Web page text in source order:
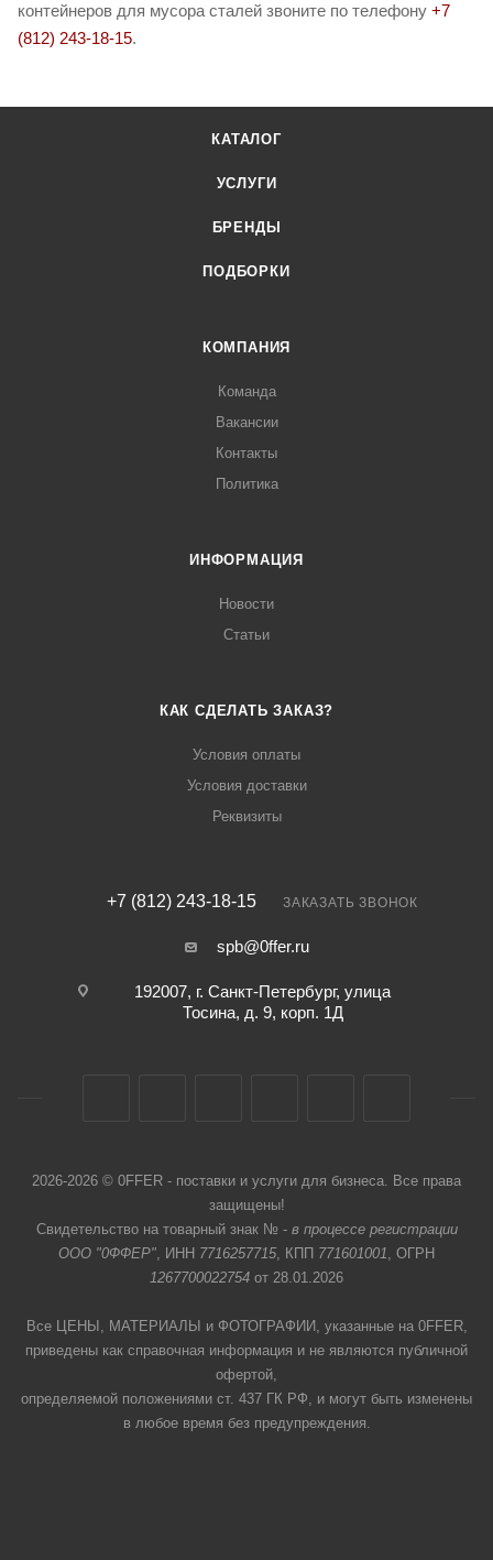
контейнеров для мусора сталей звоните по телефону +7
(812) 243-18-15.
КАТАЛОГ
УСЛУГИ
БРЕНДЫ
ПОДБОРКИ
КОМПАНИЯ
Команда
Вакансии
Контакты
Политика
ИНФОРМАЦИЯ
Новости
Статьи
КАК СДЕЛАТЬ ЗАКАЗ?
Условия оплаты
Условия доставки
Реквизиты
+7 (812) 243-18-15 ЗАКАЗАТЬ ЗВОНОК
spb@0ffer.ru
192007, г. Санкт-Петербург, улица
Тосина, д. 9, корп. 1Д
2026-2026 © 0FFER - поставки и услуги для бизнеса. Все права
защищены!
Свидетельство на товарный знак № - в процессе регистрации
ООО "0ФФЕР", ИНН 7716257715, КПП 771601001, ОГРН
1267700022754 от 28.01.2026
Все ЦЕНЫ, МАТЕРИАЛЫ и ФОТОГРАФИИ, указанные на 0FFER,
приведены как справочная информация и не являются публичной
офертой,
определяемой положениями ст. 437 ГК РФ, и могут быть изменены
в любое время без предупреждения.